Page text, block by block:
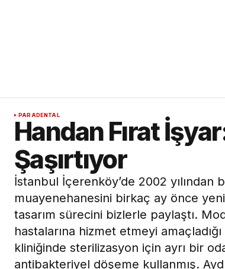
PARADENTAL
Handan Fırat
Şaşırtıyor
İstanbul İçerenköy’de 2002 yılından
muayenehanesini birkaç ay önce
tasarım sürecini bizlerle paylaştı.
hastalarına hizmet etmeyi
kliniğinde sterilizasyon için ayrı bir
antibakteriyel döşeme kullanmış.